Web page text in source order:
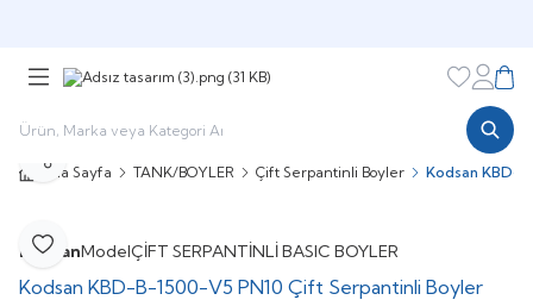
Favorilerim
Ana Sayfa TANK/BOYLER Çift Serpantinli Boyler Kodsan KBD-
Favoriye Ekle
Paylaş
KodsanModelÇİFT SERPANTİNLİ BASIC BOYLER
Kodsan KBD-B-1500-V5 PN10 Çift Serpantinli Boyler